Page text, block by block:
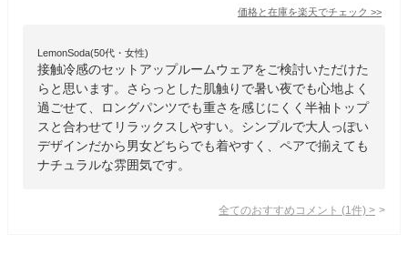
価格と在庫を楽天でチェック >>
LemonSoda(50代・女性)
接触冷感のセットアップルームウェアをご検討いただけた
らと思います。さらっとした肌触りで暑い夜でも心地よく
過ごせて、ロングパンツでも重さを感じにくく半袖トップ
スと合わせてリラックスしやすい。シンプルで大人っぽい
デザインだから男女どちらでも着やすく、ペアで揃えても
ナチュラルな雰囲気です。
全てのおすすめコメント (1 件) >